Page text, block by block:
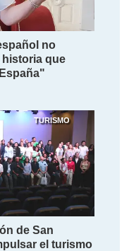
no
historia que
TURISMO
de San
el turismo